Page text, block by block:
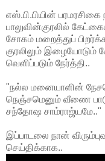
எஸ்.பி.பியின்
பாலுவின்குரலில்
சோகம் மறைத்துப்
குரலிலும் இழையோடும்
வெளிப்படும் நேர்த்தி..
"நல்ல மனையாளின்
நெஞ்சமெனும் வீணை
சந்தோஷ சாம்ராஜ்யமே.."
இப்பாடலை நான்
செய்திக்காக..